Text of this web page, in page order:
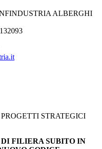
ALBERGHI
STRATEGICI
FILIERA SUBITO IN